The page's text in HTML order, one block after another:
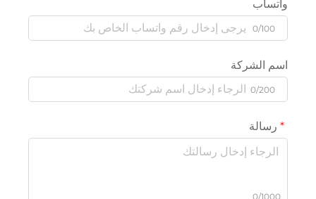
واتساب
0/100
اسم الشركة
0/200
رسالة
0/1000